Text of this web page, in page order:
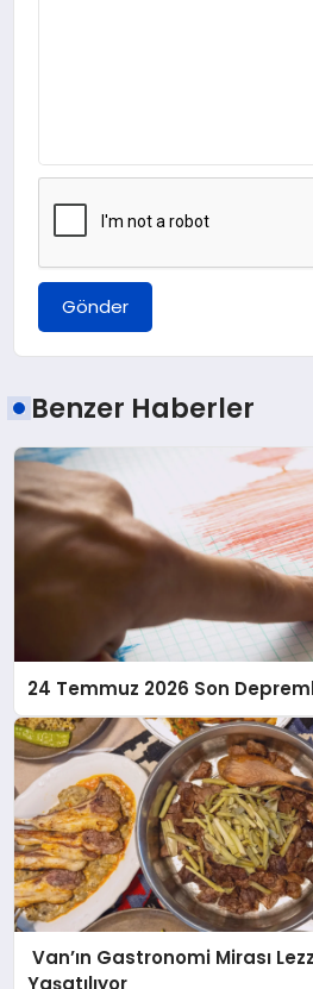
Gönder
Benzer Haberler
24 Temmuz 2026 Son
Van’ın Gastronomi Mirası
Yaşatılıyor